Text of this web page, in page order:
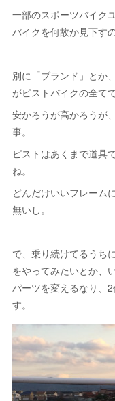
一部のスポーツバイク
バイクを何故か見下す
別に「ブランド」とか
がピストバイクの全て
安かろうが高かろうが
事。
ピストはあくまで道具
ね。
どんだけいいフレーム
無いし。
で、乗り続けてるうち
をやってみたいとか、
パーツを変えるなり、
す。